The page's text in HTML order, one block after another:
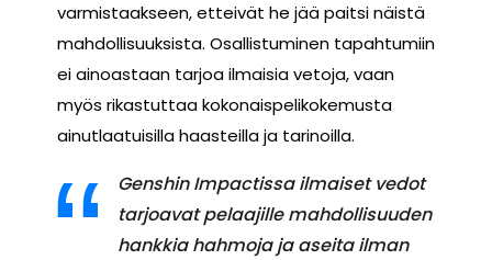
varmistaakseen, etteivät he jää paitsi näistä
mahdollisuuksista. Osallistuminen tapahtumiin
ei ainoastaan tarjoa ilmaisia vetoja, vaan
myös rikastuttaa kokonaispelikokemusta
ainutlaatuisilla haasteilla ja tarinoilla.
Genshin Impactissa ilmaiset vedot
tarjoavat pelaajille mahdollisuuden
hankkia hahmoja ja aseita ilman